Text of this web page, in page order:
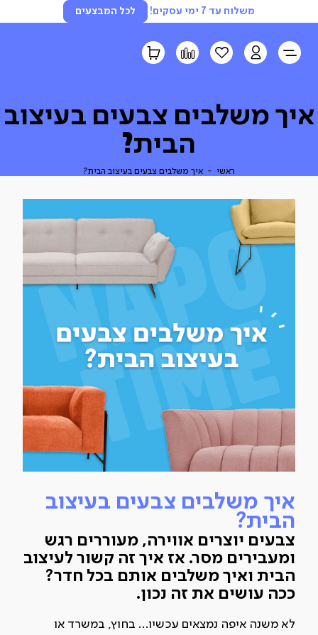
משלוח עד 7 ימי עסקים! לכל המבצעים
LOGINהרשימההשוואההסל
איך משלבים צבעים בעיצוב
הבית?
ראשי ראשיאיך משלבים צבעים בעיצוב הבית?איך
איך משלבים צבעים בעיצוב
הבית?
צבעים יוצרים אווירה, מעוררים רגש
ומעבירים מסר. אז איך זה קשור לעיצוב
הבית ואיך משלבים אותם בכל חדר?
ככה עושים את זה נכון.
לא משנה איפה נמצאים עכשיו... בחוץ, במשרד או